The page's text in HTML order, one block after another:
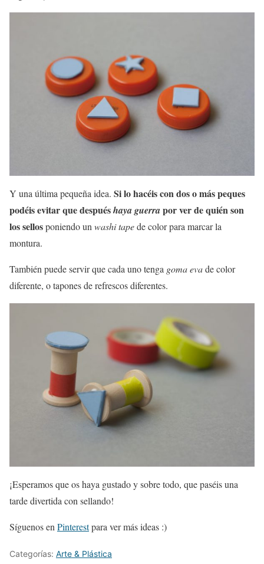
Y una última pequeña idea. Si lo hacéis con dos o más peques
podéis evitar que despuéshaya guerrapor ver de quién son
los sellosponiendo un washi tapede color para marcar la
montura.
También puede servir que cada uno tenga goma evade color
diferente, o tapones de refrescos diferentes.
¡Esperamos que os haya gustado y sobre todo, que paséis una
tarde divertida con sellando!
Síguenos en Pinterestpara ver más ideas :)
Categorías: Arte & Plástica